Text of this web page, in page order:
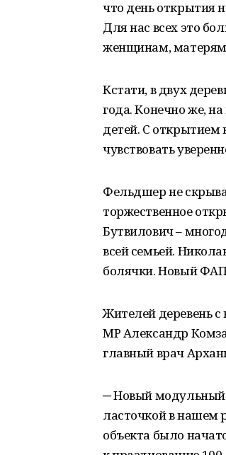
что день открытия
Для нас всех это
женщинам,
Кстати, в двух
года. Конечно же,
детей. С открытием
чувствовать
Фельдшер не
торжественное
Бутвилович –
всей семьей.
болячки. Новый ФАП
Жителей деревень
МР Александр
главный врач
─ Новый модульный
ласточкой в нашем
объекта было